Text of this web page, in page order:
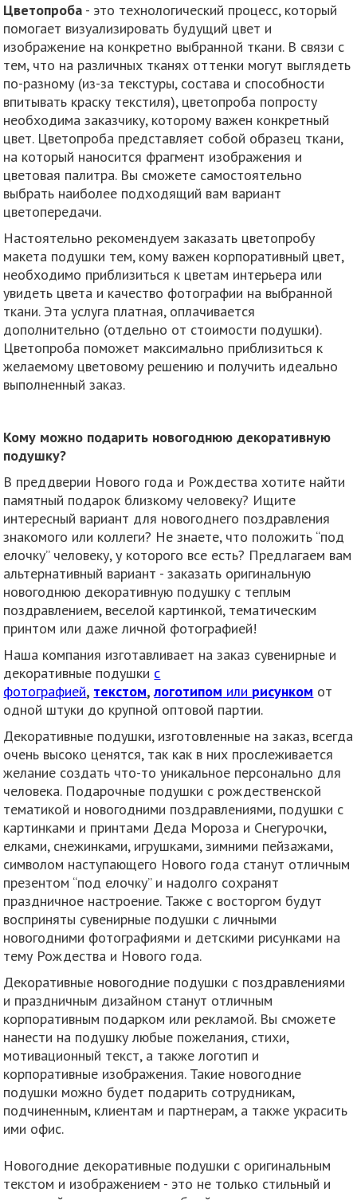
Цветопроба - это технологический процесс, который
помогает визуализировать будущий цвет и
изображение на конкретно выбранной ткани. В связи с
тем, что на различных тканях оттенки могут выглядеть
по-разному (из-за текстуры, состава и способности
впитывать краску текстиля), цветопроба попросту
необходима заказчику, которому важен конкретный
цвет. Цветопроба представляет собой образец ткани,
на который наносится фрагмент изображения и
цветовая палитра. Вы сможете самостоятельно
выбрать наиболее подходящий вам вариант
цветопередачи.
Настоятельно рекомендуем заказать цветопробу
макета подушки тем, кому важен корпоративный цвет,
необходимо приблизиться к цветам интерьера или
увидеть цвета и качество фотографии на выбранной
ткани. Эта услуга платная, оплачивается
дополнительно (отдельно от стоимости подушки).
Цветопроба поможет максимально приблизиться к
желаемому цветовому решению и получить идеально
выполненный заказ.
Кому можно подарить новогоднюю декоративную
подушку?
В преддверии Нового года и Рождества хотите найти
памятный подарок близкому человеку? Ищите
интересный вариант для новогоднего поздравления
знакомого или коллеги? Не знаете, что положить “под
елочку” человеку, у которого все есть? Предлагаем вам
альтернативный вариант - заказать оригинальную
новогоднюю декоративную подушку с теплым
поздравлением, веселой картинкой, тематическим
принтом или даже личной фотографией!
Наша компания изготавливает на заказ сувенирные и
декоративные подушки с
фотографией, текстом,логотипом или рисунком от
одной штуки до крупной оптовой партии.
Декоративные подушки, изготовленные на заказ, всегда
очень высоко ценятся, так как в них прослеживается
желание создать что-то уникальное персонально для
человека. Подарочные подушки с рождественской
тематикой и новогодними поздравлениями, подушки с
картинками и принтами Деда Мороза и Снегурочки,
елками, снежинками, игрушками, зимними пейзажами,
символом наступающего Нового года станут отличным
презентом “под елочку” и надолго сохранят
праздничное настроение. Также с восторгом будут
восприняты сувенирные подушки с личными
новогодними фотографиями и детскими рисунками на
тему Рождества и Нового года.
Декоративные новогодние подушки с поздравлениями
и праздничным дизайном станут отличным
корпоративным подарком или рекламой. Вы сможете
нанести на подушку любые пожелания, стихи,
мотивационный текст, а также логотип и
корпоративные изображения. Такие новогодние
подушки можно будет подарить сотрудникам,
подчиненным, клиентам и партнерам, а также украсить
ими офис.
Новогодние декоративные подушки с оригинальным
текстом и изображением - это не только стильный и